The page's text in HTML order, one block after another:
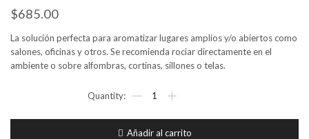
$685.00
La solución perfecta para aromatizar lugares amplios y/o abiertos como
salones, oficinas y otros. Se recomienda rociar directamente en el
ambiente o sobre alfombras, cortinas, sillones o telas.
Serenidad
Añadir al carrito